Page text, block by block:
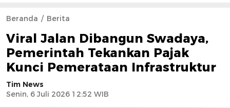
Beranda Berita
Viral Jalan Dibangun Swadaya,
Pemerintah Tekankan Pajak
Kunci Pemerataan Infrastruktur
Tim News
Senin, 6 Juli 2026 12:52 WIB